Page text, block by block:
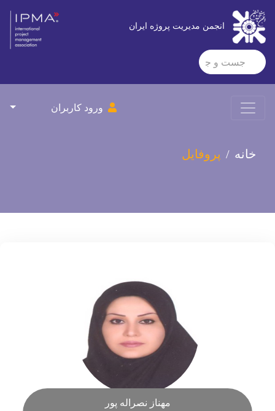
انجمن مدیریت پروژه ایران
ورود کاربران
خانه پروفایل
مهناز نصراله پور